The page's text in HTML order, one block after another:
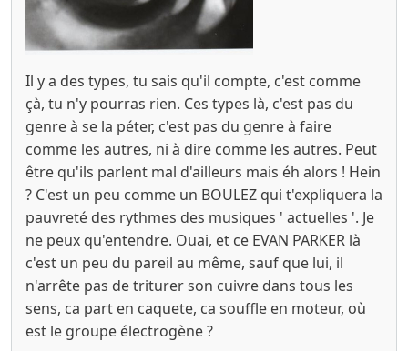
Il y a des types, tu sais qu'il compte, c'est comme
çà, tu n'y pourras rien. Ces types là, c'est pas du
genre à se la péter, c'est pas du genre à faire
comme les autres, ni à dire comme les autres. Peut
être qu'ils parlent mal d'ailleurs mais éh alors ! Hein
? C'est un peu comme un BOULEZ qui t'expliquera la
pauvreté des rythmes des musiques ' actuelles '. Je
ne peux qu'entendre. Ouai, et ce EVAN PARKER là
c'est un peu du pareil au même, sauf que lui, il
n'arrête pas de triturer son cuivre dans tous les
sens, ca part en caquete, ca souffle en moteur, où
est le groupe électrogène ?